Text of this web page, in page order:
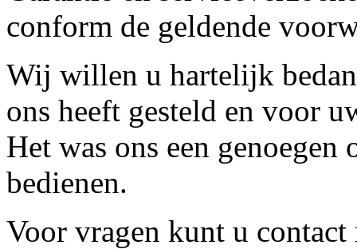
conform de geldende
Wij willen u hartelijk
ons heeft gesteld en voor
Het was ons een
bedienen.
Voor vragen kunt u contact